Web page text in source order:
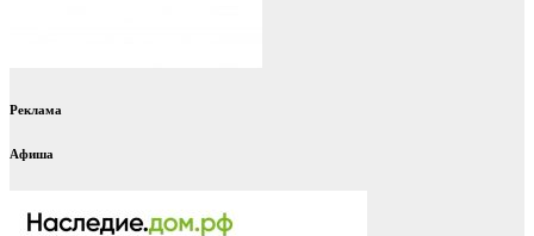
Реклама
Афиша